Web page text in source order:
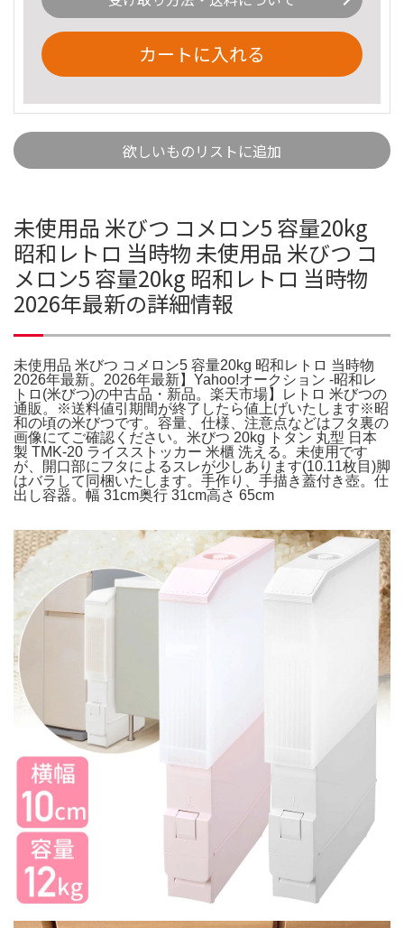
カートに入れる
欲しいものリストに追加
未使用品 米びつ コメロン5 容量20kg
昭和レトロ 当時物 未使用品 米びつ コ
メロン5 容量20kg 昭和レトロ 当時物
2026年最新の詳細情報
未使用品 米びつ コメロン5 容量20kg 昭和レトロ 当時物
2026年最新。2026年最新】Yahoo!オークション -昭和レ
トロ(米びつ)の中古品・新品。楽天市場】レトロ 米びつの
通販。※送料値引期間が終了したら値上げいたします※昭
和の頃の米びつです。容量、仕様、注意点などはフタ裏の
画像にてご確認ください。米びつ 20kg トタン 丸型 日本
製 TMK-20 ライスストッカー 米櫃 洗える。未使用です
が、開口部にフタによるスレが少しあります(10.11枚目)脚
はバラして同梱いたします。手作り、手描き蓋付き壺。仕
出し容器。幅 31cm奥行 31cm高さ 65cm